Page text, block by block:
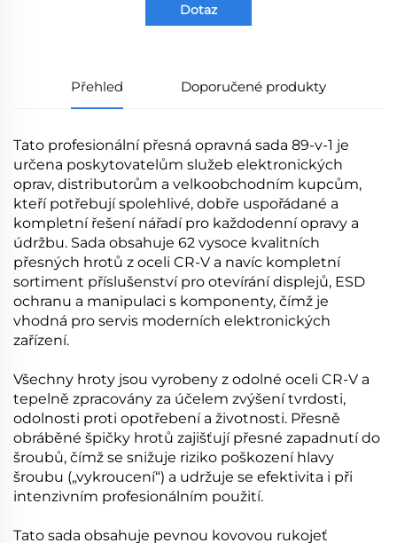
Dotaz
Přehled Doporučené produkty
Tato profesionální přesná opravná sada 89-v-1 je
určena poskytovatelům služeb elektronických
oprav, distributorům a velkoobchodním kupcům,
kteří potřebují spolehlivé, dobře uspořádané a
kompletní řešení nářadí pro každodenní opravy a
údržbu. Sada obsahuje 62 vysoce kvalitních
přesných hrotů z oceli CR-V a navíc kompletní
sortiment příslušenství pro otevírání displejů, ESD
ochranu a manipulaci s komponenty, čímž je
vhodná pro servis moderních elektronických
zařízení.
Všechny hroty jsou vyrobeny z odolné oceli CR-V a
tepelně zpracovány za účelem zvýšení tvrdosti,
odolnosti proti opotřebení a životnosti. Přesně
obráběné špičky hrotů zajišťují přesné zapadnutí do
šroubů, čímž se snižuje riziko poškození hlavy
šroubu („vykroucení“) a udržuje se efektivita i při
intenzivním profesionálním použití.
Tato sada obsahuje pevnou kovovou rukojeť